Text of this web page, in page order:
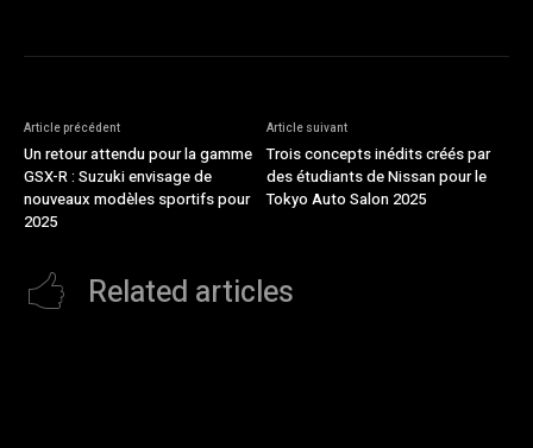
Article précédent
Un retour attendu pour la gamme
GSX-R : Suzuki envisage de
nouveaux modèles sportifs pour
2025
Article suivant
Trois concepts inédits créés par
des étudiants de Nissan pour le
Tokyo Auto Salon 2025
Related articles